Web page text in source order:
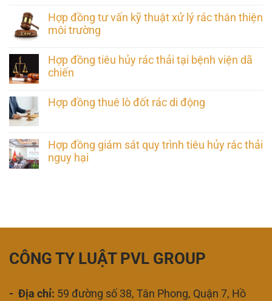
Hợp đồng tư vấn kỹ thuật xử lý rác thân thiện
môi trường
Hợp đồng tiêu hủy rác thải tại bệnh viện dã
chiến
Hợp đồng thuê lò đốt rác di động
Hợp đồng giám sát quy trình tiêu hủy rác thải
nguy hại
CÔNG TY LUẬT PVL GROUP
- Địa chỉ: 59 đường số 38, Tân Phong, Quận 7, Hồ